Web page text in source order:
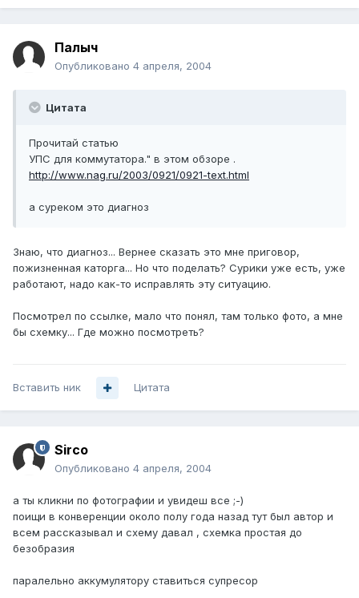
Палыч
Опубликовано 4 апреля, 2004
Цитата
Прочитай статью
УПС для коммутатора." в этом обзоре .
http://www.nag.ru/2003/0921/0921-text.html
а суреком это диагноз
Знаю, что диагноз... Вернее сказать это мне приговор,
пожизненная каторга... Но что поделать? Сурики уже есть, уже
работают, надо как-то исправлять эту ситуацию.
Посмотрел по ссылке, мало что понял, там только фото, а мне
бы схемку... Где можно посмотреть?
Вставить ник Цитата
Sirco
Опубликовано 4 апреля, 2004
а ты кликни по фотографии и увидеш все ;-)
поищи в конверенции около полу года назад тут был автор и
всем рассказывал и схему давал , схемка простая до
безобразия
паралельно аккумулятору ставиться супресор